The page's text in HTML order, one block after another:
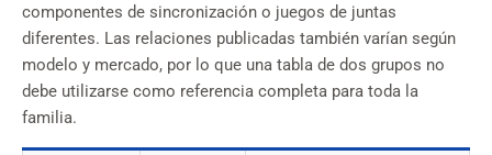
componentes de sincronización o juegos de juntas
diferentes. Las relaciones publicadas también varían según
modelo y mercado, por lo que una tabla de dos grupos no
debe utilizarse como referencia completa para toda la
familia.